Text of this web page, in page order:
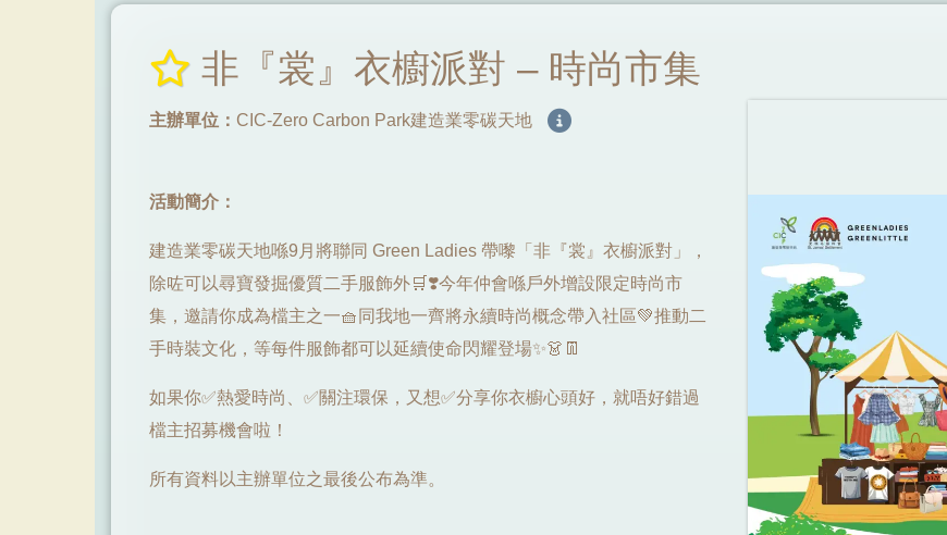
非『裳』衣櫥派對 – 時尚市集
主辦單位： CIC-Zero Carbon Park建造業零碳天地
活動簡介：
建造業零碳天地喺9月將聯同 Green Ladies 帶嚟「非『裳』衣櫥派對」，
除咗可以尋寶發掘優質二手服飾外🛒❣️今年仲會喺戶外增設限定時尚市
集，邀請你成為檔主之一🧺同我地一齊將永續時尚概念帶入社區💚推動二
手時裝文化，等每件服飾都可以延續使命閃耀登場✨👗👖
如果你✅熱愛時尚、✅關注環保，又想✅分享你衣櫥心頭好，就唔好錯過
檔主招募機會啦！
所有資料以主辦單位之最後公布為準。